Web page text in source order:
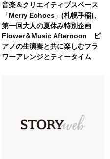
代になり、やっと“仕事以外の
いた」ライフスタイルも、服も
れ１着！「きちんと感」も
音楽＆クリエイティブスペース
「Merry Echoes」(札幌手稲)、
第一回大人の夏休み特別企画
Flower＆Music Afternoon ピ
アノの生演奏と共に楽しむフラ
ワーアレンジとティータイム